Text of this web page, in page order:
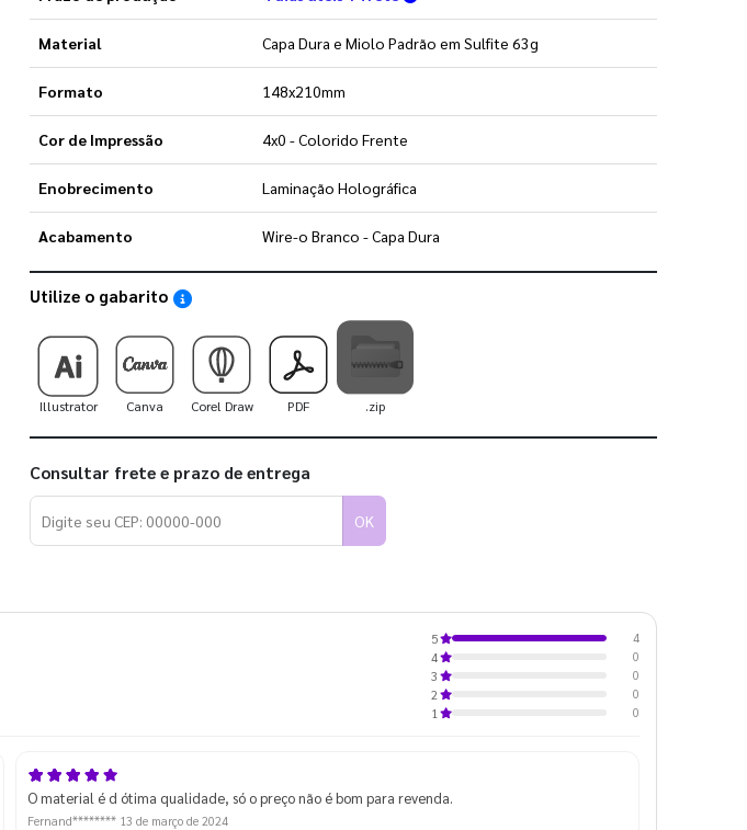
Material Capa Dura e Miolo Padrão em Sulfite 63g
Formato 148x210mm
Cor de Impressão 4x0 - Colorido Frente
Enobrecimento Laminação Holográfica
Acabamento Wire-o Branco - Capa Dura
Utilize o gabarito Saiba como utilizar os nossos gabaritos
Illustrator Canva Corel Draw PDF .zip
Consultar frete e prazo de entrega
OK
5
4
4
0
3
0
2
0
1
0
O material é d ótima qualidade, só o preço não é bom para revenda.
Fernand******** 13 de março de 2024